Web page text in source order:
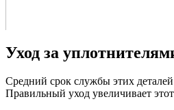
Уход за
Средний срок службы этих деталей
Правильный уход увеличивает